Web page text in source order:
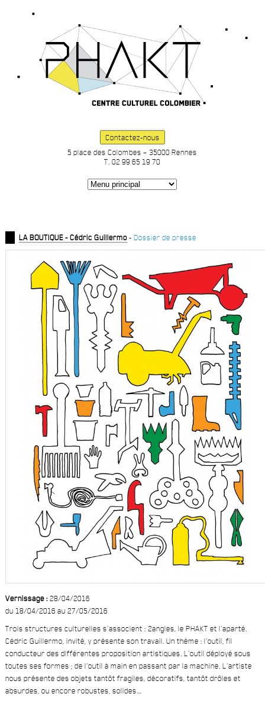
Contactez-nous
5 place des Colombes – 35000 Rennes
T. 02 99 65 19 70
LA BOUTIQUE - Cédric Guillermo- Dossier de presse
Vernissage :28/04/2016
du 18/04/2016 au 27/05/2016
Trois structures culturelles s’associent : 2angles, le PHAKT et l’aparté.
Cédric Guillermo, invité, y présente son travail. Un thème : l’outil, fil
conducteur des différentes proposition artistiques. L’outil déployé sous
toutes ses formes ; de l’outil à main en passant par la machine. L’artiste
nous présente des objets tantôt fragiles, décoratifs, tantôt drôles et
absurdes, ou encore robustes, solides…